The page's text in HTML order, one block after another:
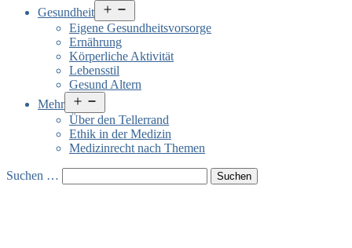
Gesundheit
öffnen
Eigene Gesundheitsvorsorge
Ernährung
Körperliche Aktivität
Lebensstil
Gesund Altern
Mehr
öffnen
Über den Tellerrand
Ethik in der Medizin
Medizinrecht nach Themen
Suchen …